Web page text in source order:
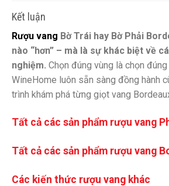
Kết luận
Rượu vang Bờ Trái hay Bờ Phải
nào “hơn” – mà là sự khác biệt về
nghiệm. Chọn đúng vùng là chọn
WineHome luôn sẵn sàng đồng hành
trình khám phá từng giọt vang
Tất cả các sản phẩm rượu vang
Tất cả các sản phẩm rượu vang
Các kiến thức rượu vang khác